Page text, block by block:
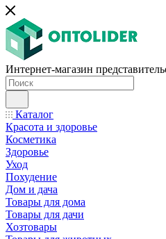
Интернет-магазин
Каталог
Красота и здоровье
Косметика
Здоровье
Уход
Похудение
Дом и дача
Товары для дома
Товары для дачи
Хозтовары